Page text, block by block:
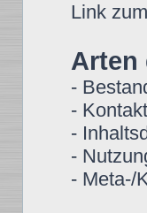
Link
Arten
-
-
-
-
- Meta-/